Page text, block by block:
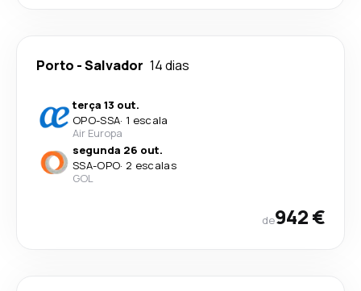
Porto -Salvador 14 dias
terça 13 out.
OPO-SSA· 1 escala
Air Europa
segunda 26 out.
SSA-OPO· 2 escalas
GOL
de942 €